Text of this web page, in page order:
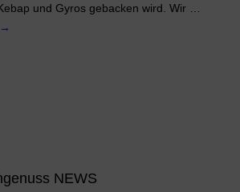
und Gyros gebacken wird. Wir …
→
NEWS